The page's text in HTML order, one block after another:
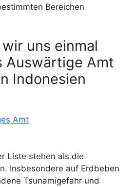
Bereichen
uns einmal
Auswärtige Amt
Indonesien
Liste stehen als die
Insbesondere auf Erdbeben
Tsunamigefahr und